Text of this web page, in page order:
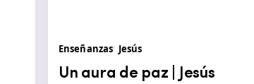
Enseñanzas Jesús
Un aura de paz | Jesús